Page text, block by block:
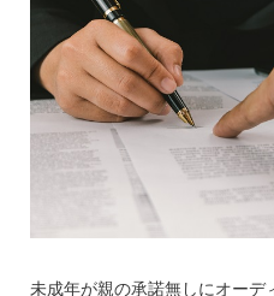
未成年が親の承諾無しにオーデ